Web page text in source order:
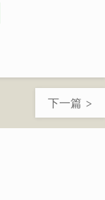
下一篇 >